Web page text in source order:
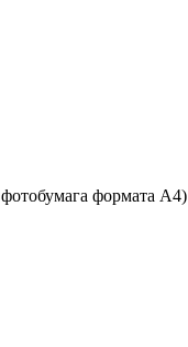
формата A4)